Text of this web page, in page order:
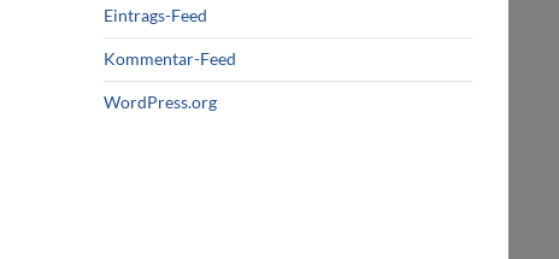
Eintrags-Feed
Kommentar-Feed
WordPress.org